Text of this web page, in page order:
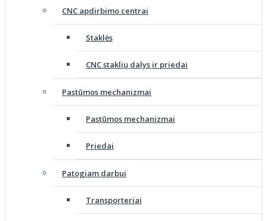
CNC apdirbimo centrai
Staklės
CNC staklių dalys ir priedai
Pastūmos mechanizmai
Pastūmos mechanizmai
Priedai
Patogiam darbui
Transporteriai